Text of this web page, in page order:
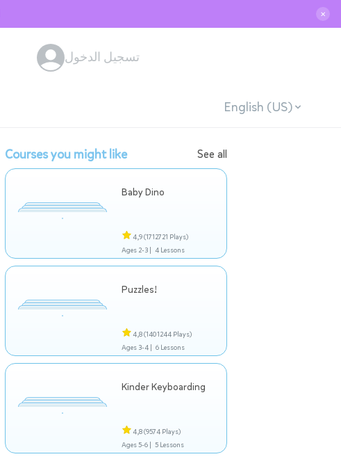
✕
تسجيل الدخول
English (US)
Courses you might like See all
Baby Dino
4,9(1712721 Plays)
Ages 2-3 | 4 Lessons
Puzzles!
4,8(1401244 Plays)
Ages 3-4 | 6 Lessons
Kinder Keyboarding
4,8(9574 Plays)
Ages 5-6 | 5 Lessons